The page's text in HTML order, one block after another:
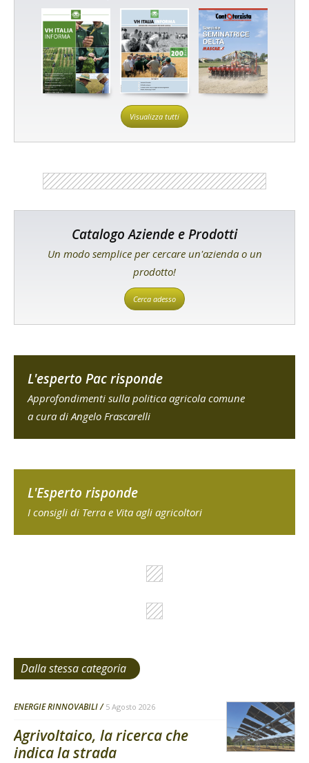
Visualizza tutti
Catalogo Aziende e Prodotti
Un modo semplice per cercare un'azienda o un
prodotto!
Cerca adesso
L'esperto Pac risponde
Approfondimenti sulla politica agricola comune
a cura di Angelo Frascarelli
L'Esperto risponde
I consigli di Terra e Vita agli agricoltori
Dalla stessa categoria
ENERGIE RINNOVABILI 5 Agosto 2026
Agrivoltaico, la ricerca che
indica la strada